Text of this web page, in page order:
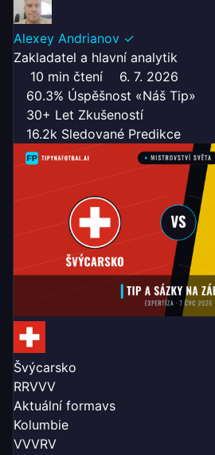
Alexey Andrianov ✓
Zakladatel a hlavní analytik
10 min čtení
6. 7. 2026
60.3% Úspěšnost «Náš Tip»
30+ Let Zkušeností
16.2k Sledované Predikce
Švýcarsko
RRVVV
Aktuální formavs
Kolumbie
VVVRV